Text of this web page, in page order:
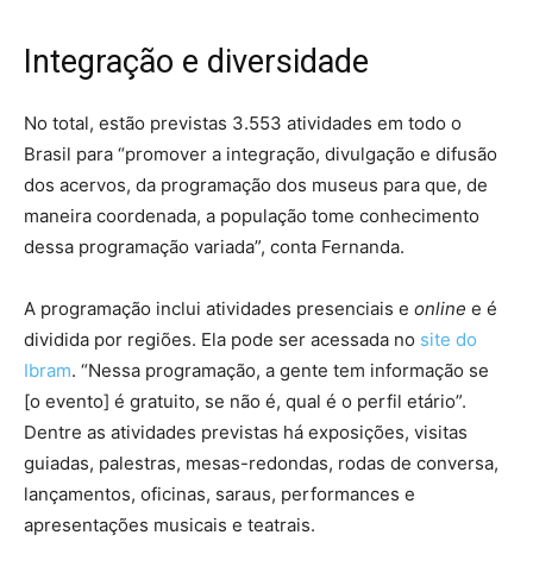
Integração e diversidade
No total, estão previstas 3.553 atividades em todo o
Brasil para “promover a integração, divulgação e difusão
dos acervos, da programação dos museus para que, de
maneira coordenada, a população tome conhecimento
dessa programação variada”, conta Fernanda.
A programação inclui atividades presenciais e online e é
dividida por regiões. Ela pode ser acessada no site do
Ibram. “Nessa programação, a gente tem informação se
[o evento] é gratuito, se não é, qual é o perfil etário”.
Dentre as atividades previstas há exposições, visitas
guiadas, palestras, mesas-redondas, rodas de conversa,
lançamentos, oficinas, saraus, performances e
apresentações musicais e teatrais.